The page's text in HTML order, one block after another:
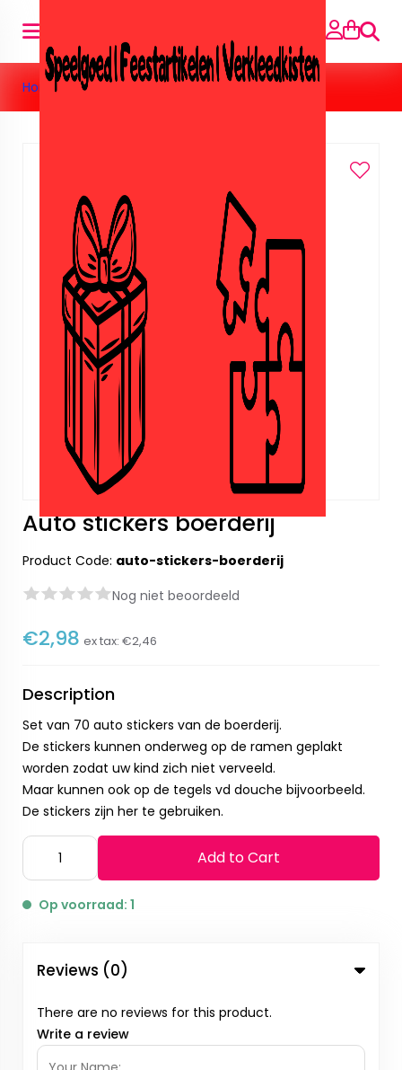
Search
Home » Auto stickers boerderij
Auto stickers boerderij
Product Code: auto-stickers-boerderij
Nog niet beoordeeld
€2,98 ex tax: €2,46
Description
Set van 70 auto stickers van de boerderij.
De stickers kunnen onderweg op de ramen geplakt
worden zodat uw kind zich niet verveeld.
Maar kunnen ook op de tegels vd douche bijvoorbeeld.
De stickers zijn her te gebruiken.
Add to Cart
Op voorraad: 1
Reviews (0)
There are no reviews for this product.
Write a review